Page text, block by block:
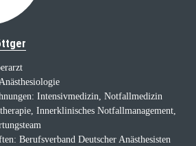
Intensivmedizin, Notfallmedizin
Innerklinisches Notfallmanagement,
Berufsverband Deutscher Anästhesisten